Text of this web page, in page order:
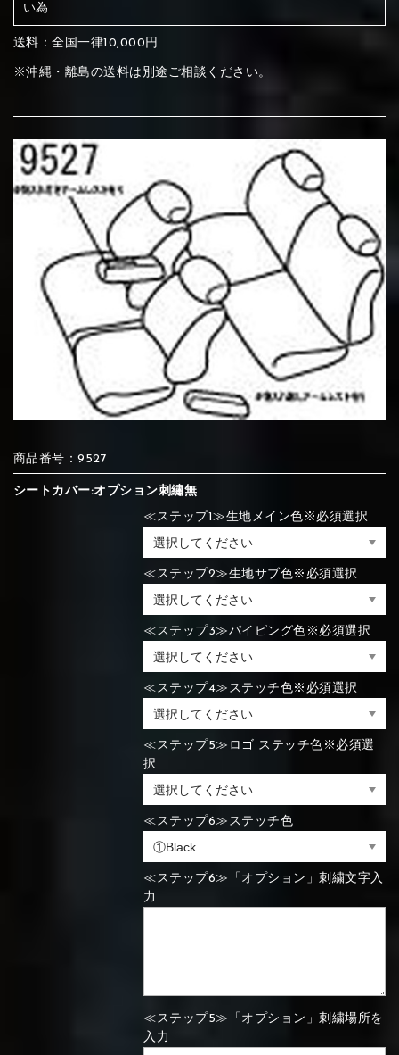
メイン生地は下記16種類からご選択ください。
④Brown ⑤Dark Brown
⑦Blue ⑧Orange ⑨Pink
⑪Black ⑫Ivory
⑭Caramel
ー選択ください
サブ生地は下記16種類からご選択ください。
①Beige ②Gray ③Red
④Brown ⑤Dark Brown ⑥Yellow
⑦Blue
⑪Black ⑫Ivory
⑭Caramel ⑮Wine red
赤く塗られている場所を選択
ください
刺繍は下記21種類からご選択ください。
①Beige ②Gray ③Red
④Brown ⑤Dark Brown ⑥Yellow
⑧Orange
⑪Black ⑫Ivory
⑭Caramel ⑮Wine red
ください
刺繍は下記21種類からご選択ください。
①Black ②Gray ③Light gray
⑧Yellow ⑨Orange
⑪Blue ⑫Aqua blue
⑭Pink ⑮Rose pink
⑳Purple ㉑Violet
赤く塗られている場所を選択
ください
刺繍は下記21種類からご選択ください。
①Black ②Gray ③Light gray
④Beige
⑧Yellow ⑨Orange
⑪Blue ⑫Aqua blue
⑭Pink
い為
送料：全国一律10,000円
※沖縄・離島の送料は別途ご相談ください。
商品番号：9527
シートカバー:オプション刺繡無
≪ステップ1≫生地メイン色※必須選択
≪ステップ2≫生地サブ色※必須選択
≪ステップ3≫パイピング色※必須選択
≪ステップ4≫ステッチ色※必須選択
≪ステップ5≫ロゴ ステッチ色※必須選
択
≪ステップ6≫ステッチ色
≪ステップ6≫「オプション」刺繍文字入
力
≪ステップ5≫「オプション」刺繍場所を
入力